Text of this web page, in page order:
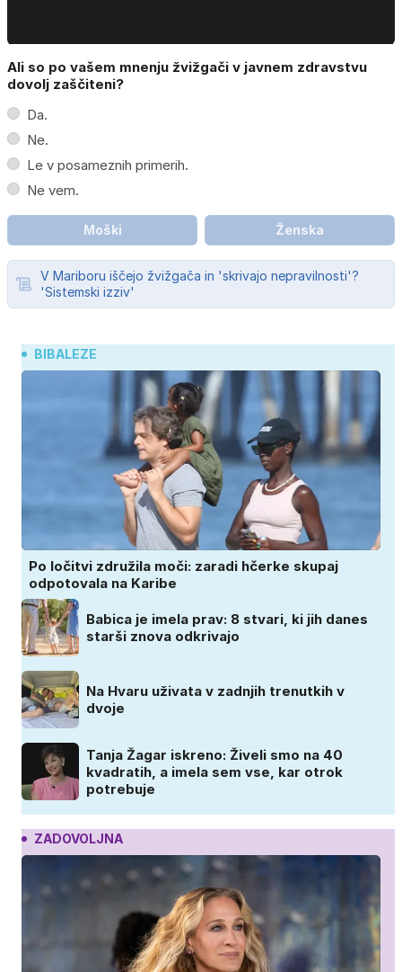
Ali so po vašem mnenju žvižgači v javnem zdravstvu
dovolj zaščiteni?
Da.
Ne.
Le v posameznih primerih.
Ne vem.
Moški Ženska
V Mariboru iščejo žvižgača in 'skrivajo nepravilnosti'?
'Sistemski izziv'
BIBALEZE
Po ločitvi združila moči: zaradi hčerke skupaj
odpotovala na Karibe
Babica je imela prav: 8 stvari, ki jih danes
starši znova odkrivajo
Na Hvaru uživata v zadnjih trenutkih v
dvoje
Tanja Žagar iskreno: Živeli smo na 40
kvadratih, a imela sem vse, kar otrok
potrebuje
ZADOVOLJNA